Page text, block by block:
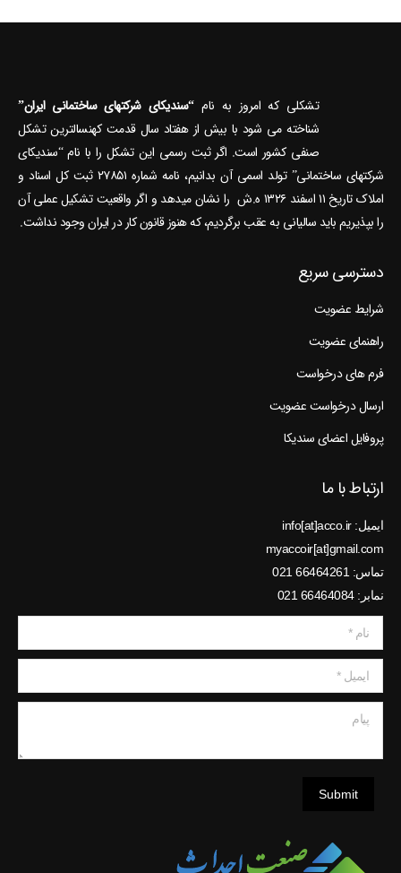
تشکلی که امروز به نام“سندیکای شرکتهای ساختمانی ایران”
شناخته می‎ شود با بیش از هفتاد سال قدمت کهنسال‎ترین تشکل
صنفی کشور است. اگر ثبت رسمی این تشکل را با نام “سندیکای
شرکتهای ساختمانی” تولد اسمی آن بدانیم، نامه شماره ۲۷۸۵۱ ثبت کل اسناد و
املاک تاریخ ۱۱ اسفند ۱۳۲۶ ه.ش را نشان می‎دهد و اگر واقعیت تشکیل عملی آن
را بپذیریم باید سالیانی به عقب برگردیم، که هنوز قانون کار در ایران وجود نداشت.
دسترسی سریع
شرایط عضویت
راهنمای عضویت
فرم های درخواست
ارسال درخواست عضویت
پروفایل اعضای سندیکا
ارتباط با ما
ایمیل: info[at]acco.ir
myaccoir[at]gmail.com
تماس: 66464261 021
نمابر: 66464084 021
نام *
ایمیل *
Submit